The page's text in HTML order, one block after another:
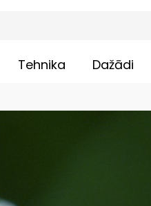
Tehnika Dažādi